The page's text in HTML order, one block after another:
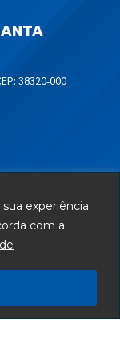
experiência
com a
38320-000